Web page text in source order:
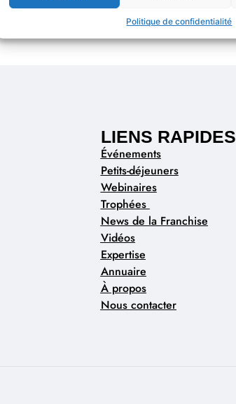
Politique de confidentialité
LIENS RAPIDES
Événements
Petits-déjeuners
Webinaires
Trophées
News de la Franchise
Vidéos
Expertise
Annuaire
À propos
Nous contacter